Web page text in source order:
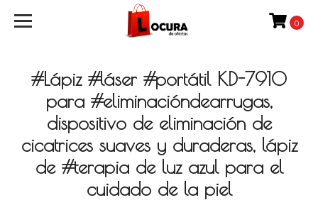
0
#Lápiz #láser #portátil KD-7910
para #eliminacióndearrugas,
dispositivo de eliminación de
cicatrices suaves y duraderas, lápiz
de #terapia de luz azul para el
cuidado de la piel